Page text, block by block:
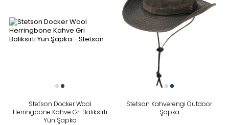
Stetson Docker Wool
Herringbone Kahve Gri Balıksırtı
Yün Şapka
Stetson Kahverengi Outdoor
Şapka